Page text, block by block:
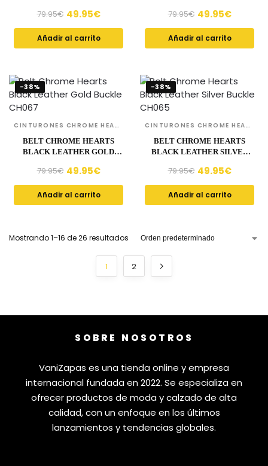
79.95€ 49.95€
Añadir al carrito
79.95€ 49.95€
Añadir al carrito
-38%
CINTURONES CHROME HEARTS
BELT CHROME HEARTS
BLACK LEATHER GOLD
79.95€ 49.95€
Añadir al carrito
-38%
CINTURONES CHROME HEARTS
BELT CHROME HEARTS
BLACK LEATHER SILVER
79.95€ 49.95€
Añadir al carrito
Mostrando 1–16 de 26 resultados
1 2
SOBRE NOSOTROS
VaniZapas es una tienda online y empresa
internacional fundada en 2022. Se especializa en
ofrecer productos de moda y calzado de alta
calidad, con un enfoque en los últimos
lanzamientos y tendencias globales.